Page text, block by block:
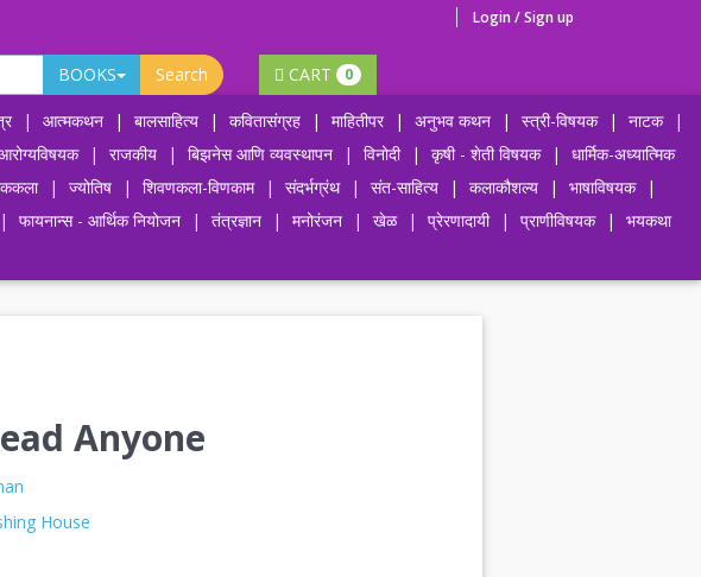
Login / Sign up
BOOKS Search CART 0
| आत्मकथन | बालसाहित्य | कवितासंग्रह | माहितीपर | अनुभव कथन | स्त्री-विषयक | नाटक
|
| राजकीय | बिझनेस आणि व्यवस्थापन | विनोदी | कृषी - शेती विषयक |
धार्मिक-अध्यात्मिक
| ज्योतिष | शिवणकला-विणकाम | संदर्भग्रंथ | संत-साहित्य | कलाकौशल्य | भाषाविषयक
|
| फायनान्स - आर्थिक नियोजन | तंत्रज्ञान | मनोरंजन | खेळ | प्रेरणादायी | प्राणीविषयक |
भयकथा
Anyone
House